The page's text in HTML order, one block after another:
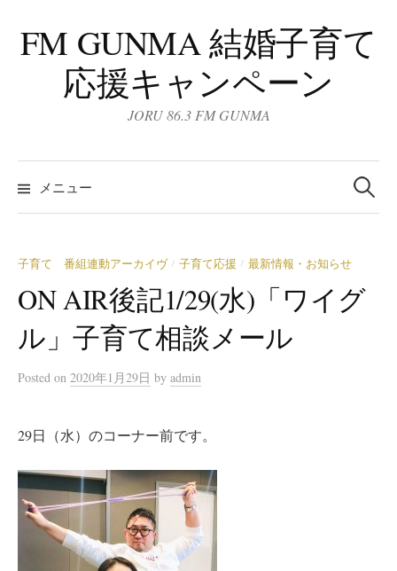
ン
テ
FM GUNMA 結婚子育て
応援キャンペーン
JORU 86.3 FM GUNMA
メニュー
検
索:
子育て 番組連動アーカイヴ / 子育て応援 / 最新情報・お知らせ
ON AIR後記1/29(水)「ワイグ
ル」子育て相談メール
Posted on 2020年1月29日 by admin
29日（水）のコーナー前です。